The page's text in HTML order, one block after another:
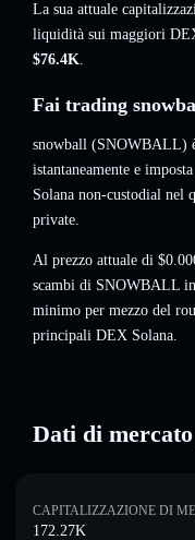
La sua attuale
liquidità sui maggiori
$76.4K.
Fai trading
snowball (SNOWBALL)
istantaneamente e
Solana non-custodial nel
private.
Al prezzo attuale di
scambi di SNOWBALL
minimo per mezzo del
principali DEX Solana.
Dati di
CAPITALIZZAZIONE DI
172.27K